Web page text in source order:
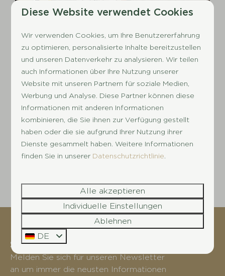
Sie möchten sich
bewerben?
Lebenslauf an info@dehuynen.nl
Bleiben Sie auf dem neustem
Stand!
Melden Sie sich für unseren Newsletter
an um immer die neusten Informationen
Diese Website verwendet Cookies
Wir verwenden Cookies, um Ihre Benutzererfahrung
zu optimieren, personalisierte Inhalte bereitzustellen
und unseren Datenverkehr zu analysieren. Wir teilen
auch Informationen über Ihre Nutzung unserer
Website mit unseren Partnern für soziale Medien,
Werbung und Analyse. Diese Partner können diese
Informationen mit anderen Informationen
kombinieren, die Sie ihnen zur Verfügung gestellt
haben oder die sie aufgrund Ihrer Nutzung ihrer
Dienste gesammelt haben. Weitere Informationen
finden Sie in unserer Datenschutzrichtlinie
Alle akzeptieren
Individuelle Einstellungen
Ablehnen
DE